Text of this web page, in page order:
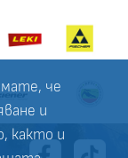
че
и
както и